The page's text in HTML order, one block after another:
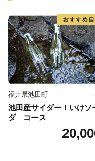
福井県池田町
池田産サイダー！いけソ
ダ コース